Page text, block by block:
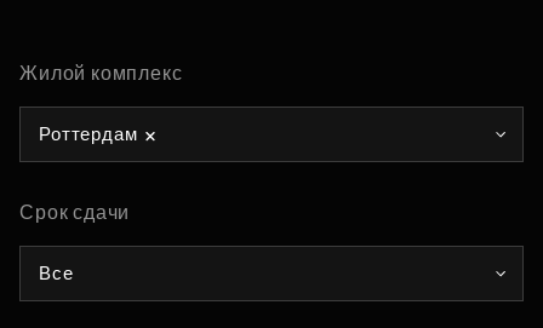
Жилой комплекс
Роттердам
Срок сдачи
Все